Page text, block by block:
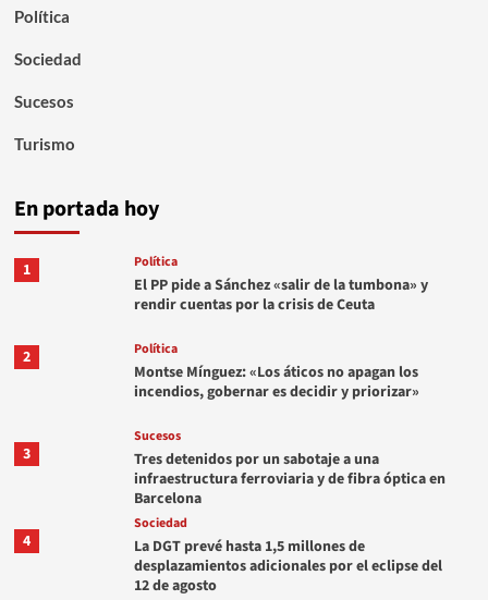
Política
Sociedad
Sucesos
Turismo
En portada hoy
1 Política
El PP pide a Sánchez «salir de la tumbona» y
rendir cuentas por la crisis de Ceuta
2 Política
Montse Mínguez: «Los áticos no apagan los
incendios, gobernar es decidir y priorizar»
3
Sucesos
Tres detenidos por un sabotaje a una
infraestructura ferroviaria y de fibra óptica en
Barcelona
4
Sociedad
La DGT prevé hasta 1,5 millones de
desplazamientos adicionales por el eclipse del
12 de agosto